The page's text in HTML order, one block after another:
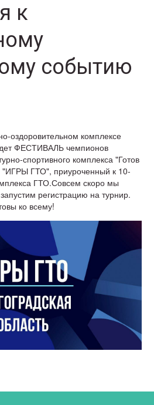
к
событию
оздоровительном комплексе
ФЕСТИВАЛЬ чемпионов
спортивного комплекса "Готов
"ИГРЫ ГТО", приуроченный к 10-
ГТО.Совсем скоро мы
регистрацию на турнир.
ко всему!